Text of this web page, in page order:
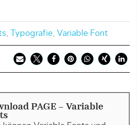
, Typografie, Variable Font
PAGE - Variable